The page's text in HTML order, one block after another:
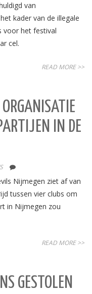
van
kader van de illegale
voor het festival
cel.
READ MORE >>
IN DE
Nijmegen ziet af van
tussen vier clubs om
in Nijmegen zou
READ MORE >>
GESTOLEN